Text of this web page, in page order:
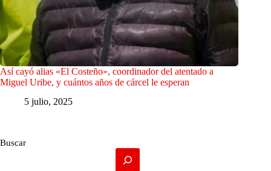
Así cayó alias «El Costeño», coordinador del atentado a
Miguel Uribe, y cuántos años de cárcel le esperan
5 julio, 2025
Buscar